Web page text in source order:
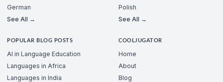
German
See All →
Polish
See All →
POPULAR BLOG POSTS
AI in Language Education
Languages in Africa
Languages in India
COOLJUGATOR
Home
About
Blog